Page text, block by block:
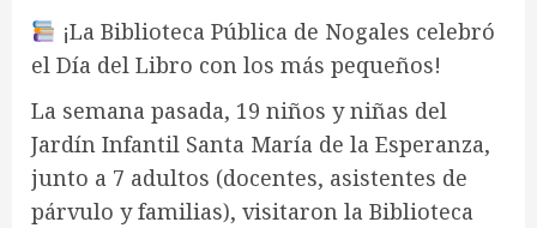
¡La Biblioteca Pública de Nogales celebró
el Día del Libro con los más pequeños!
La semana pasada, 19 niños y niñas del
Jardín Infantil Santa María de la Esperanza,
junto a 7 adultos (docentes, asistentes de
párvulo y familias), visitaron la Biblioteca